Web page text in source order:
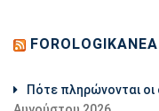
Πότε πληρώνονται οι